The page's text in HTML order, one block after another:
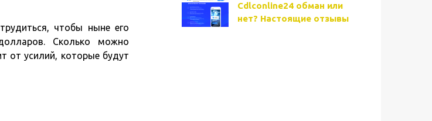
чтобы ныне его
Сколько можно
от усилий, которые будут
Cdlconline24 обман или
нет? Настоящие отзывы